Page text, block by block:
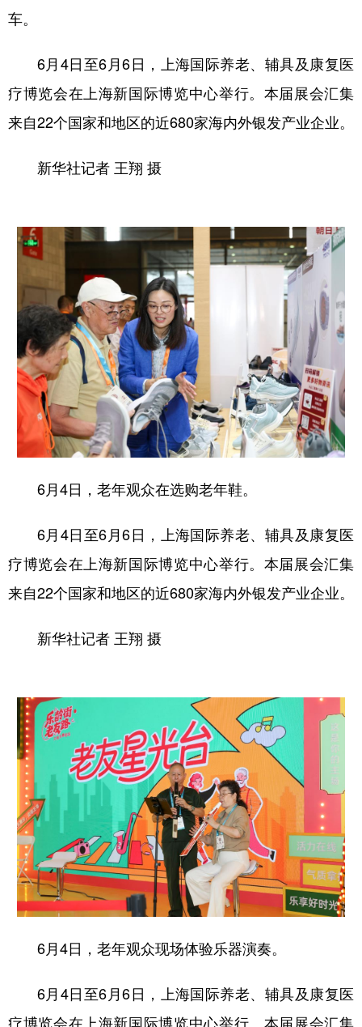
车。
6月4日至6月6日，上海国际养老、辅具及康复医
疗博览会在上海新国际博览中心举行。本届展会汇集
来自22个国家和地区的近680家海内外银发产业企业。
新华社记者 王翔 摄
6月4日，老年观众在选购老年鞋。
6月4日至6月6日，上海国际养老、辅具及康复医
疗博览会在上海新国际博览中心举行。本届展会汇集
来自22个国家和地区的近680家海内外银发产业企业。
新华社记者 王翔 摄
6月4日，老年观众现场体验乐器演奏。
6月4日至6月6日，上海国际养老、辅具及康复医
疗博览会在上海新国际博览中心举行。本届展会汇集